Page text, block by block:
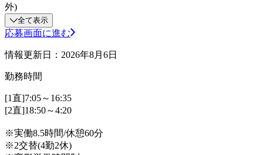
外)
全て表示
応募画面に進む
情報更新日：2026年8月6日
勤務時間
[1直]7:05～16:35
[2直]18:50～4:20
※実働8.5時間/休憩60分
※2交替(4勤2休)